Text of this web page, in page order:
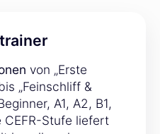
von „Erste
„Feinschliff &
A1, A2, B1,
CEFR-Stufe liefert